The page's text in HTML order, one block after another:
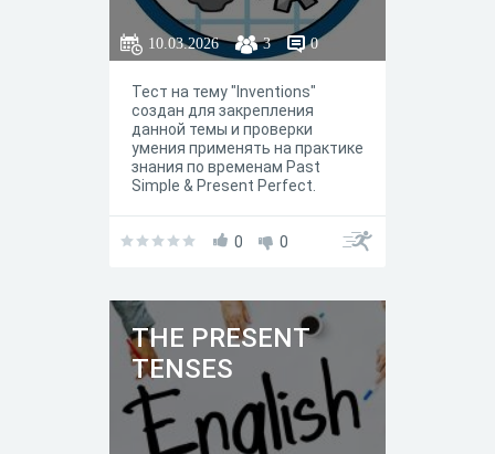
10.03.2026 3 0
Тест на тему "Inventions"
создан для закрепления
данной темы и проверки
умения применять на практике
знания по временам Past
Simple & Present Perfect.
0 0
THE PRESENT
TENSES